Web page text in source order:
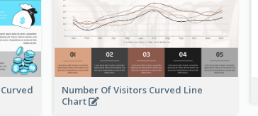
Number Of Visitors Curved Line
Chart